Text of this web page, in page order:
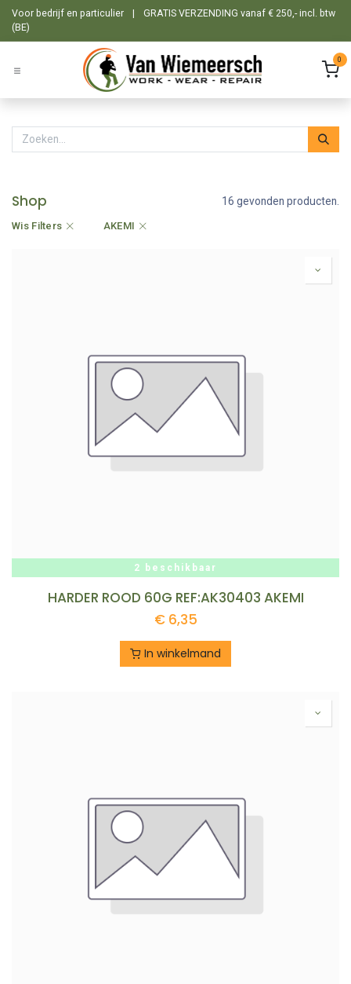
Overslaan naar inhoud
Voor bedrijf en particulier |
GRATIS VERZENDING vanaf € 250,- incl. btw
(BE)
0
Shop 16 gevonden producten.
Wis Filters AKEMI
2 beschikbaar
HARDER ROOD 60G REF:AK30403 AKEMI
€ 6,35
In winkelmand